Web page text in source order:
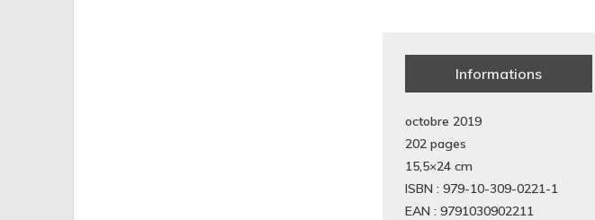
Informations
octobre 2019
202 pages
15,5×24cm
ISBN : 979-10-309-0221-1
EAN : 9791030902211